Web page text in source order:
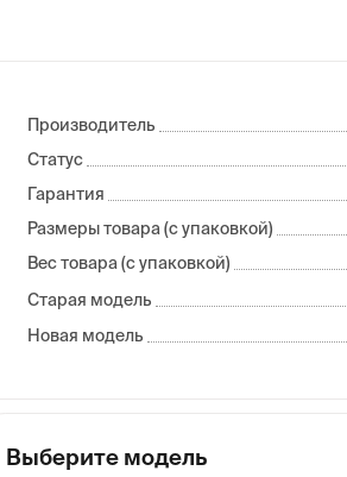
Производитель
Статус
Гарантия
Размеры товара (с упаковкой)
Вес товара (с упаковкой)
Старая модель
Новая модель
Выберите модель